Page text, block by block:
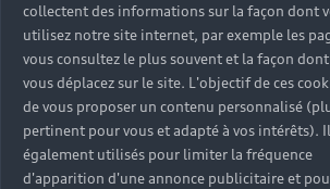
collectent des informations sur la façon dont
utilisez notre site internet, par exemple les
vous consultez le plus souvent et la façon
vous déplacez sur le site. L'objectif de ces
de vous proposer un contenu personnalisé
pertinent pour vous et adapté à vos intérêts).
également utilisés pour limiter la fréquence
d'apparition d'une annonce publicitaire et
Quelle Audi me correspond ?
Tous les modèles
Recherche de véhicules neufs
Véhicules d'occasion disponibles
Modèles
Électrique
Hybride rechargeable
Achat et location
Offres du moment
Pour les professionnels